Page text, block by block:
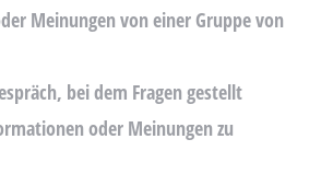
Meinungen von einer Gruppe von
bei dem Fragen gestellt
oder Meinungen zu